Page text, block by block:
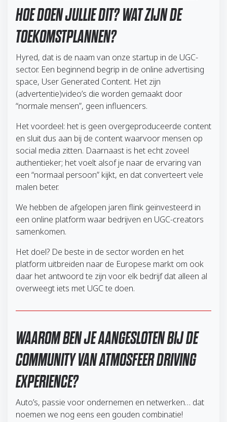
HOE DOEN JULLIE DIT? WAT ZIJN DE
TOEKOMSTPLANNEN?
Hyred, dat is de naam van onze startup in de UGC-
sector. Een beginnend begrip in de online advertising
space, User Generated Content. Het zijn
(advertentie)video’s die worden gemaakt door
“normale mensen”, geen influencers.
Het voordeel: het is geen overgeproduceerde content
en sluit dus aan bij de content waarvoor mensen op
social media zitten. Daarnaast is het echt zoveel
authentieker; het voelt alsof je naar de ervaring van
een “normaal persoon” kijkt, en dat converteert vele
malen beter.
We hebben de afgelopen jaren flink geïnvesteerd in
een online platform waar bedrijven en UGC-creators
samenkomen.
Het doel? De beste in de sector worden en het
platform uitbreiden naar de Europese markt om ook
daar het antwoord te zijn voor elk bedrijf dat alleen al
overweegt iets met UGC te doen.
WAAROM BEN JE AANGESLOTEN BIJ DE
COMMUNITY VAN ATMOSFEER DRIVING
EXPERIENCE?
Auto’s, passie voor ondernemen en netwerken… dat
noemen we nog eens een gouden combinatie!